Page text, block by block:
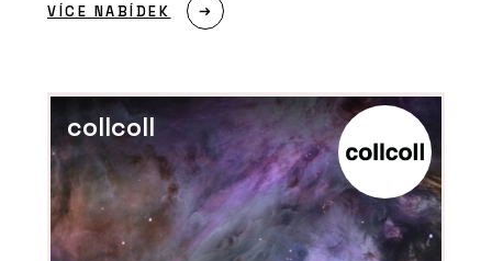
VÍCE NABÍDEK
collcoll